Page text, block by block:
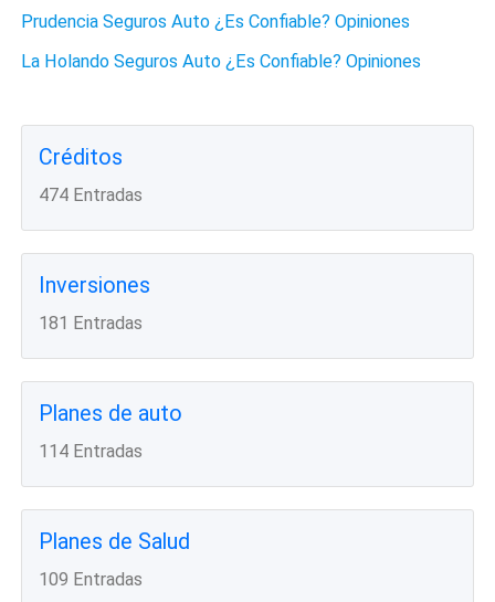
Prudencia Seguros Auto ¿Es Confiable? Opiniones
La Holando Seguros Auto ¿Es Confiable? Opiniones
Créditos
474 Entradas
Inversiones
181 Entradas
Planes de auto
114 Entradas
Planes de Salud
109 Entradas